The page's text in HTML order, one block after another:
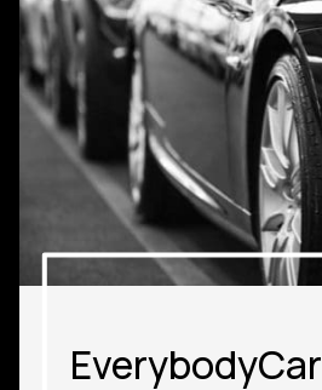
EverybodyCar